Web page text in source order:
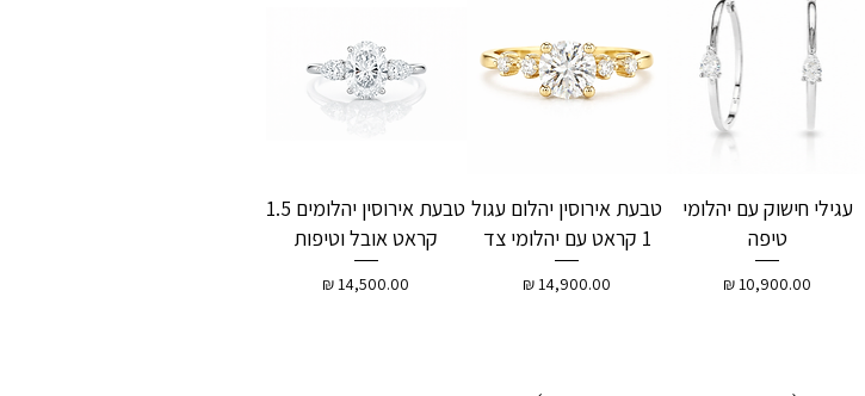
עגילי חישוק עם יהלומי
טיפה
מחיר
טבעת אירוסין יהלום עגול
1 קראט עם יהלומי צד
מחיר
טבעת אירוסין יהלומים 1.5
קראט אובל וטיפות
מחיר